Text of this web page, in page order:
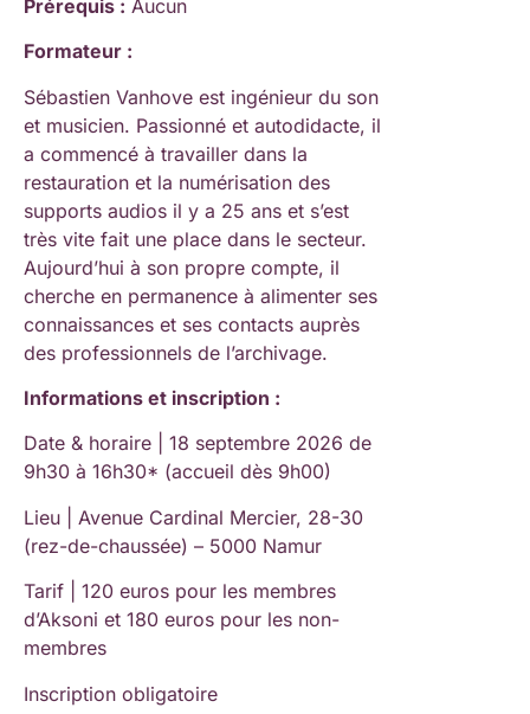
Prérequis : Aucun
Formateur :
Sébastien Vanhove est ingénieur du son
et musicien. Passionné et autodidacte, il
a commencé à travailler dans la
restauration et la numérisation des
supports audios il y a 25 ans et s’est
très vite fait une place dans le secteur.
Aujourd’hui à son propre compte, il
cherche en permanence à alimenter ses
connaissances et ses contacts auprès
des professionnels de l’archivage.
Informations et inscription :
Date & horaire | 18 septembre 2026 de
9h30 à 16h30* (accueil dès 9h00)
Lieu | Avenue Cardinal Mercier, 28-30
(rez-de-chaussée) – 5000 Namur
Tarif | 120 euros pour les membres
d’Aksoni et 180 euros pour les non-
membres
Inscription obligatoire